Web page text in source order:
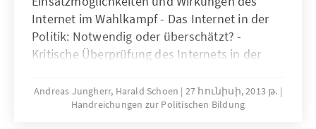
Internet im Wahlkampf - Das Internet in der
Politik: Notwendig oder überschätzt? -
Kritische Überprüfung des Internets in der
Andreas Jungherr, Harald Schoen
27 հունիսի, 2013 թ.
Handreichungen zur Politischen Bildung